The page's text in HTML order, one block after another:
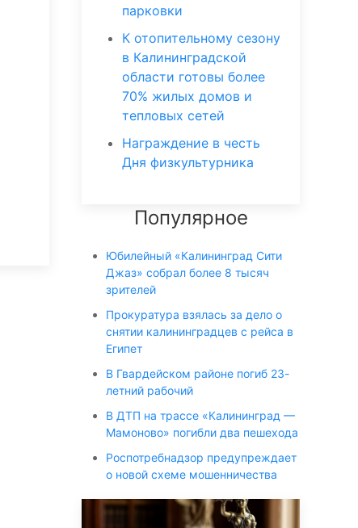
парковки
К отопительному сезону
в Калининградской
области готовы более
70% жилых домов и
тепловых сетей
Награждение в честь
Дня физкультурника
Популярное
Юбилейный «Калининград Сити
Джаз» собрал более 8 тысяч
зрителей
Прокуратура взялась за дело о
снятии калининградцев с рейса в
Египет
В Гвардейском районе погиб 23-
летний рабочий
В ДТП на трассе «Калининград —
Мамоново» погибли два пешехода
Роспотребнадзор предупреждает
о новой схеме мошенничества